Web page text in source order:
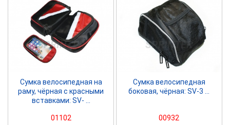
SPRINTER
Сумка велосипедная на
раму, чёрная с красными
вставками: SV- ...
01102
SPRINTER
Сумка велосипедная
боковая, чёрная: SV-3 ...
00932